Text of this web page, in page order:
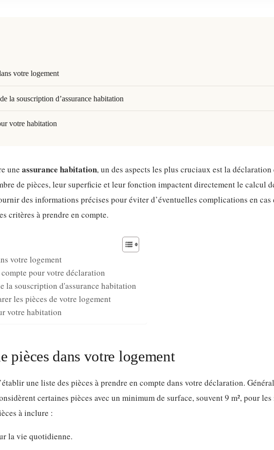
votre logement
la souscription d’assurance habitation
votre habitation
une assurance habitation, un des aspects les plus cruciaux est la déclaration
de pièces, leur superficie et leur fonction impactent directement le calcul
des informations précises pour éviter d’éventuelles complications en
critères à prendre en compte.
votre logement
pour votre déclaration
la souscription d'assurance habitation
les pièces de votre logement
votre habitation
pièces dans votre logement
une liste des pièces à prendre en compte dans votre déclaration.
certaines pièces avec un minimum de surface, souvent 9 m², pour
à inclure :
la vie quotidienne.